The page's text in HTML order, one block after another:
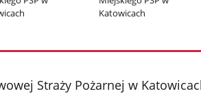
Katowicach
Straży Pożarnej w